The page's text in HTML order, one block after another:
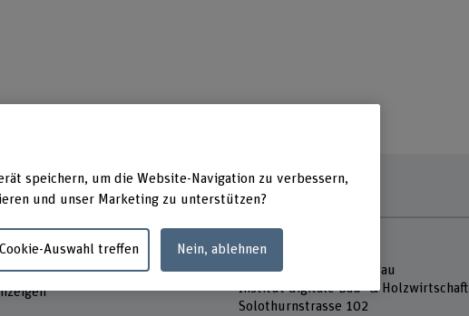
Adresse
Berner Fachhochschule
Architektur, Holz und Bau
Institut digitale Bau- & Holzwirtschaft
Solothurnstrasse 102
speichern, um die Website-Navigation zu verbessern,
und unser Marketing zu unterstützen?
Cookie-Auswahl treffen Nein, ablehnen